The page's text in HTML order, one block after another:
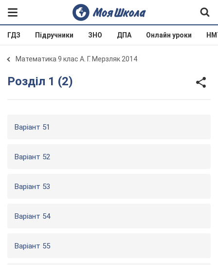
ГДЗ Підручники ЗНО ДПА Онлайн уроки
Математика 9 клас А. Г. Мерзляк 2014
Розділ 1 (2)
Варіант 51
Варіант 52
Варіант 53
Варіант 54
Варіант 55